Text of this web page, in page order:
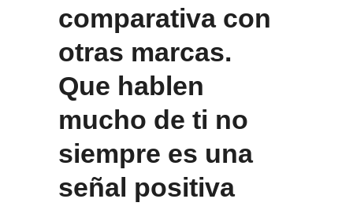
comparativa con
otras marcas.
Que hablen
mucho de ti no
siempre es una
señal positiva